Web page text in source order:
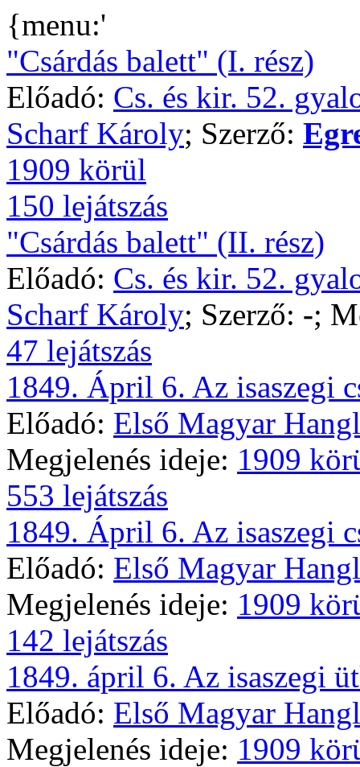
{menu:'
"Csárdás balett" (I. rész)
Előadó: Cs. és kir. 52.
Scharf Károly; Szerző:
1909 körül
150 lejátszás
"Csárdás balett" (II. rész)
Előadó: Cs. és kir. 52.
Scharf Károly; Szerző: -;
47 lejátszás
1849. Ápril 6. Az isaszegi
Előadó: Első Magyar
Megjelenés ideje: 1909
553 lejátszás
1849. Ápril 6. Az isaszegi
Előadó: Első Magyar
Megjelenés ideje: 1909
142 lejátszás
1849. ápril 6. Az isaszegi
Előadó: Első Magyar
Megjelenés ideje: 1909